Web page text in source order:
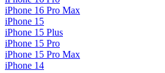
iPhone 16 Pro Max
iPhone 15
iPhone 15 Plus
iPhone 15 Pro
iPhone 15 Pro Max
iPhone 14